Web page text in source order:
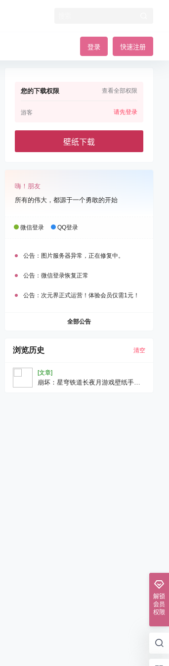
登录 快速注册
您的下载权限 查看全部权限
游客 请先登录
壁纸下载
嗨！朋友
所有的伟大，都源于一个勇敢的开始
微信登录 QQ登录
公告： 图片服务器异常，正在修复中。
公告： 微信登录恢复正常
公告： 次元界正式运营！体验会员仅需1元！
全部公告
浏览历史 清空
[文章]
崩坏：星穹铁道长夜月游戏壁纸手机
解锁
会员
权限